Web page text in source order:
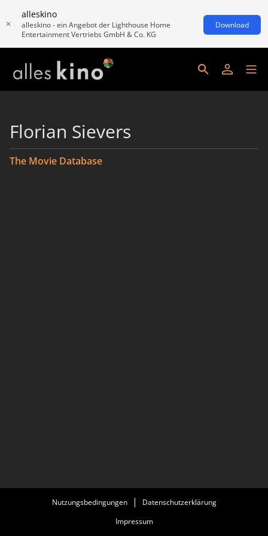
alleskino
alleskino - ein Angebot der Lighthouse Home
Entertainment Vertriebs GmbH & Co. KG
Download
Florian Sievers
The Movie Database
Nutzungsbedingungen
Datenschutzerklärung
Impressum